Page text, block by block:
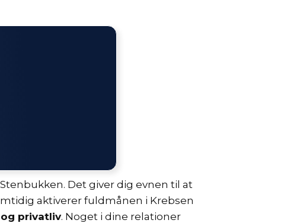
Det giver dig evnen til at
aktiverer fuldmånen i Krebsen
privatliv. Noget i dine relationer